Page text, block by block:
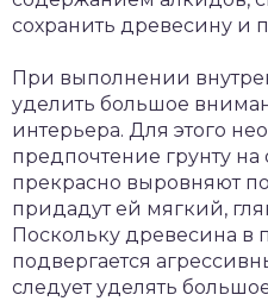
сохранить древесину и
При выполнении
уделить большое
интерьера. Для этого
предпочтение грунту
прекрасно выровняют
придадут ей мягкий,
Поскольку древесина
подвергается
следует уделять